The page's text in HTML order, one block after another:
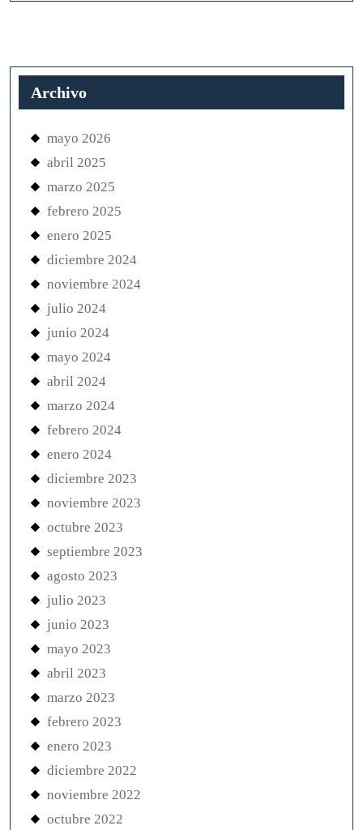
Archivo
mayo 2026
abril 2025
marzo 2025
febrero 2025
enero 2025
diciembre 2024
noviembre 2024
julio 2024
junio 2024
mayo 2024
abril 2024
marzo 2024
febrero 2024
enero 2024
diciembre 2023
noviembre 2023
octubre 2023
septiembre 2023
agosto 2023
julio 2023
junio 2023
mayo 2023
abril 2023
marzo 2023
febrero 2023
enero 2023
diciembre 2022
noviembre 2022
octubre 2022